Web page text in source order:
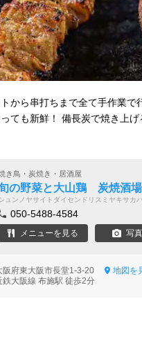
から串打ちまで全て手作業
ても新鮮！ 備長炭で焼き上
き鳥・炭焼き・居酒屋
の野菜と大山鶏 炭焼酒
ュンノヤサイトダイセンドリスミヤキサカ
050-5488-4584
メニューを見る 写
阪府東大阪市長堂1-3-20
地図を
鉄大阪線 布施駅 徒歩2分